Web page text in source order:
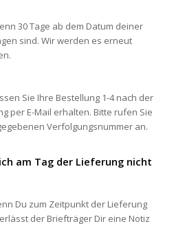
30 Tage ab dem Datum deiner
sind. Wir werden es erneut
Sie Ihre Bestellung 1-4 nach der
per E-Mail erhalten. Bitte rufen Sie
Verfolgungsnummer an.
am Tag der Lieferung nicht
Du zum Zeitpunkt der Lieferung
der Briefträger Dir eine Notiz